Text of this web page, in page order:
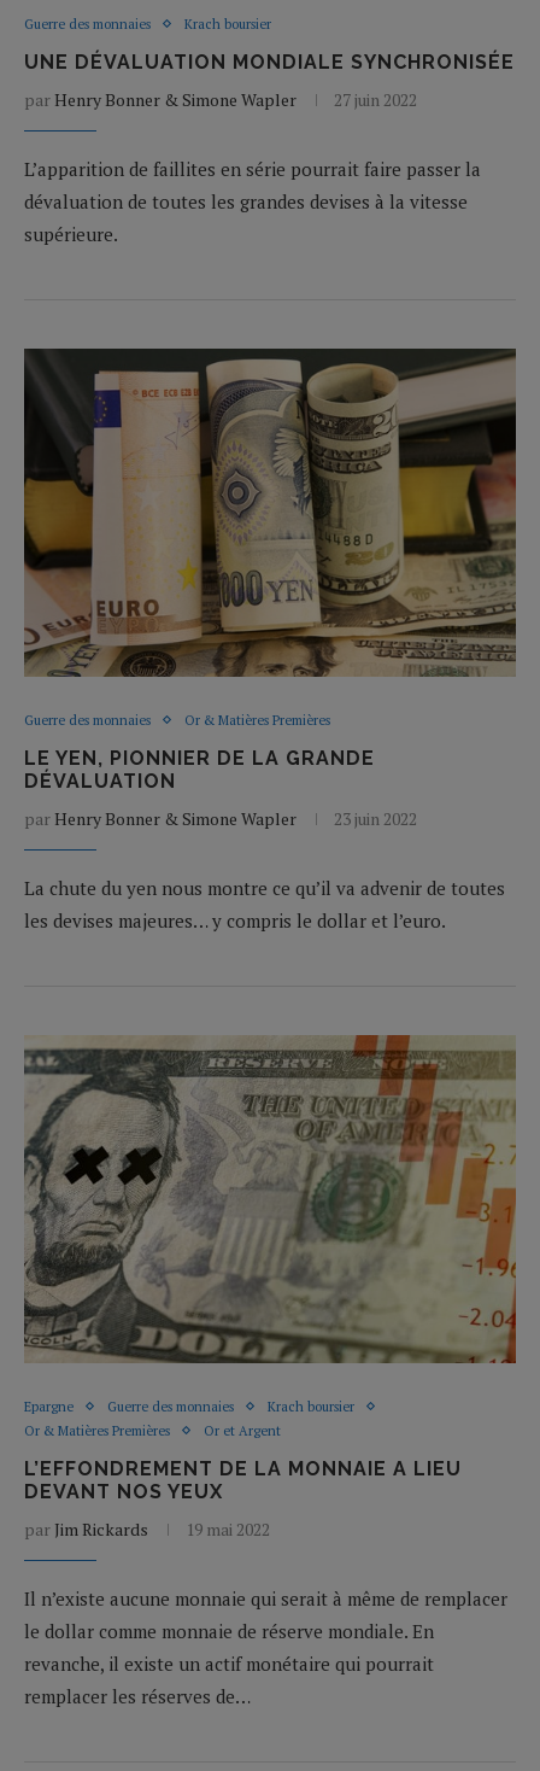
Guerre des monnaies Krach boursier
UNE DÉVALUATION MONDIALE SYNCHRONISÉE
par Henry Bonner & Simone Wapler 27 juin 2022
L’apparition de faillites en série pourrait faire passer la
dévaluation de toutes les grandes devises à la vitesse
supérieure.
Guerre des monnaies Or & Matières Premières
LE YEN, PIONNIER DE LA GRANDE
DÉVALUATION
par Henry Bonner & Simone Wapler 23 juin 2022
La chute du yen nous montre ce qu’il va advenir de toutes
les devises majeures… y compris le dollar et l’euro.
Epargne Guerre des monnaies
Krach boursier
Or & Matières Premières
Or et Argent
L’EFFONDREMENT DE LA MONNAIE A LIEU
DEVANT NOS YEUX
par Jim Rickards 19 mai 2022
Il n’existe aucune monnaie qui serait à même de remplacer
le dollar comme monnaie de réserve mondiale. En
revanche, il existe un actif monétaire qui pourrait
remplacer les réserves de…